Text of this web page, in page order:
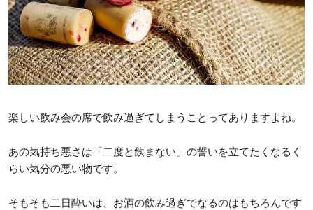
楽しい飲み会の席で飲み過ぎてしまうことってありますよね。
あの気持ち悪さは「二度と飲まない」の誓いを立てたくなるく
らい気分の悪い物です。
そもそも二日酔いは、お酒の飲み過ぎでなるのはもちろんです